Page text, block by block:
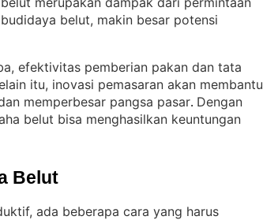
belut, makin besar potensi
efektivitas pemberian pakan dan tata
itu, inovasi pemasaran akan membantu
memperbesar pangsa pasar. Dengan
belut bisa menghasilkan keuntungan
Belut
ada beberapa cara yang harus